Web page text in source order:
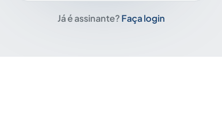
Já é assinante? Faça login